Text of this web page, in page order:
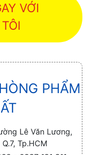
VỚI
PHẨM
Lê Văn Lương,
Tp.HCM